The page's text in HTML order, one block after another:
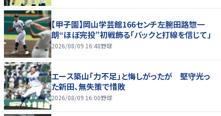
【甲子園】岡山学芸館166センチ左腕田路惣一
朗“ほぼ完投”初戦飾る「バックと打線を信じて」
2026/08/09 16:48野球
エース築山「力不足」と悔しがったが 堅守光っ
た新田、無失策で惜敗
2026/08/09 16:00野球